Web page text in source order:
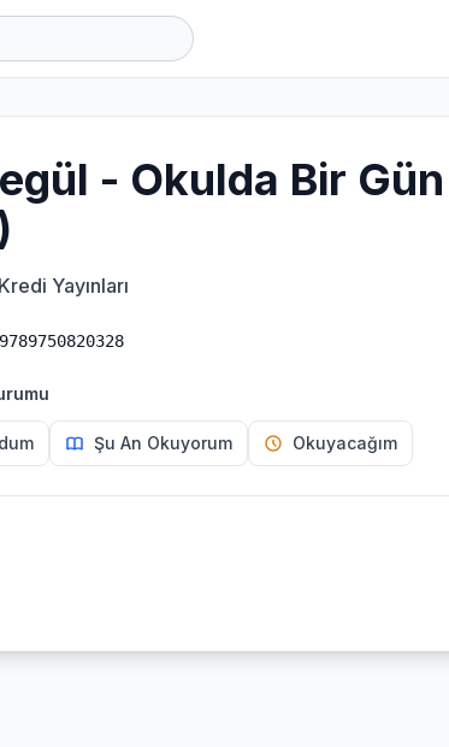
- Okulda Bir
Yayınları
9789750820328
Şu An Okuyorum Okuyacağım